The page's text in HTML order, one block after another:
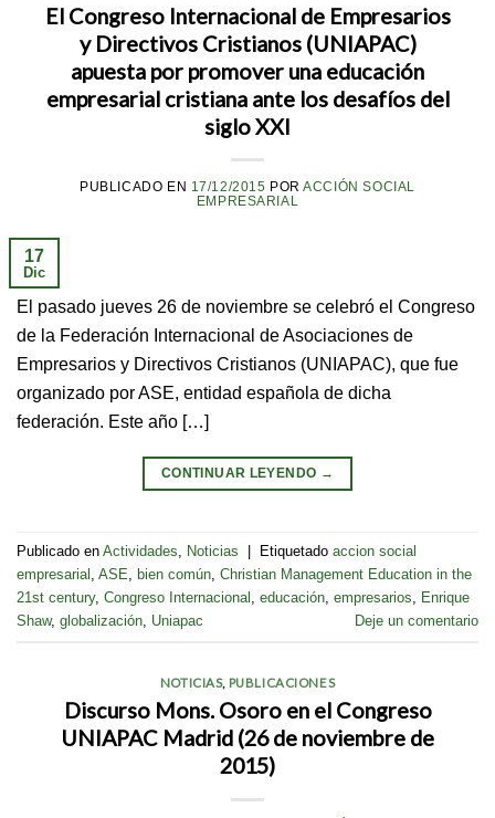
El Congreso Internacional de Empresarios
y Directivos Cristianos (UNIAPAC)
apuesta por promover una educación
empresarial cristiana ante los desafíos del
siglo XXI
PUBLICADO EN 17/12/2015 PORACCIÓN SOCIAL
EMPRESARIAL
17
Dic
El pasado jueves 26 de noviembre se celebró el Congreso
de la Federación Internacional de Asociaciones de
Empresarios y Directivos Cristianos (UNIAPAC), que fue
organizado por ASE, entidad española de dicha
federación. Este año […]
CONTINUAR LEYENDO →
Publicado en Actividades, Noticias Etiquetado accion social
empresarial , ASE, bien común, Christian Management Education in the
21st century, Congreso Internacional , educación, empresarios, Enrique
Shaw, globalización, Uniapac Deje un comentario
NOTICIAS, PUBLICACIONES
Discurso Mons. Osoro en el Congreso
UNIAPAC Madrid (26 de noviembre de
2015)